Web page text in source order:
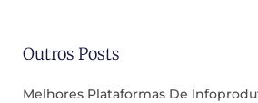
Outros Posts
Melhores Plataformas De